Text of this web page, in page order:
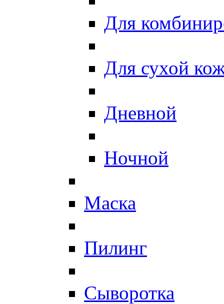
Для
Для сухой
Дневной
Ночной
Маска
Пилинг
Сыворотка